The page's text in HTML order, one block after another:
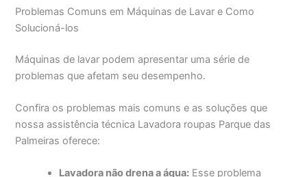
Problemas Comuns em Máquinas de Lavar e Como
Solucioná-los
Máquinas de lavar podem apresentar uma série de
problemas que afetam seu desempenho.
Confira os problemas mais comuns e as soluções que
nossa assistência técnica Lavadora roupas Parque das
Palmeiras oferece:
Lavadora não drena a água: Esse problema